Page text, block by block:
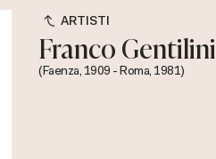
ARTISTI
Franco Gentilini
(Faenza, 1909 - Roma, 1981)